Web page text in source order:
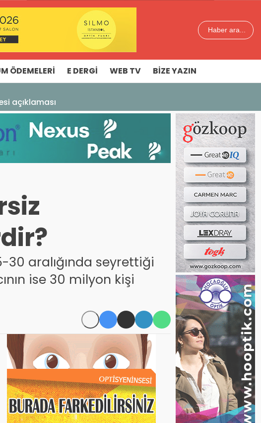
Haber ara...
ÖDEMELERI E DERGI WEB TV BIZE YAZIN
açıklaması
30 aralığında seyrettiği
ise 30 milyon kişi